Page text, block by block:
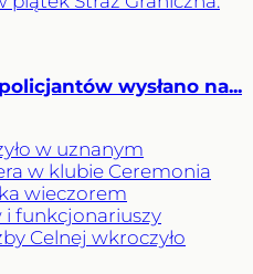
wysłano na...
w uznanym
w klubie Ceremonia
wieczorem
funkcjonariuszy
Celnej wkroczyło